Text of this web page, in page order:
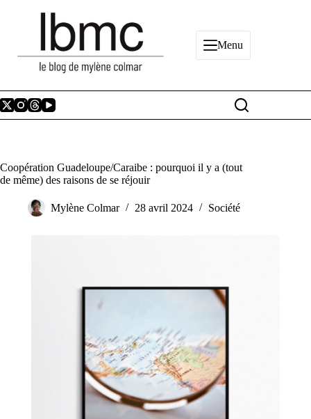
Menu
Coopération Guadeloupe/Caraibe : pourquoi il y a (tout
de même) des raisons de se réjouir
Mylène Colmar 28 avril 2024 Société